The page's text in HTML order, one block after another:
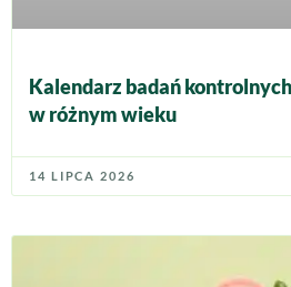
Kalendarz badań
w różnym wieku
14 LIPCA 2026